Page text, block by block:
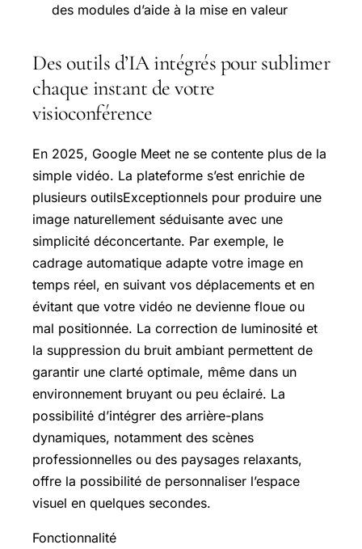
des modules d’aide à la mise en valeur
Des outils d’IA intégrés pour sublimer
chaque instant de votre
visioconférence
En 2025, Google Meet ne se contente plus de la
simple vidéo. La plateforme s’est enrichie de
plusieurs outilsExceptionnels pour produire une
image naturellement séduisante avec une
simplicité déconcertante. Par exemple, le
cadrage automatique adapte votre image en
temps réel, en suivant vos déplacements et en
évitant que votre vidéo ne devienne floue ou
mal positionnée. La correction de luminosité et
la suppression du bruit ambiant permettent de
garantir une clarté optimale, même dans un
environnement bruyant ou peu éclairé. La
possibilité d’intégrer des arrière-plans
dynamiques, notamment des scènes
professionnelles ou des paysages relaxants,
offre la possibilité de personnaliser l’espace
visuel en quelques secondes.
Fonctionnalité